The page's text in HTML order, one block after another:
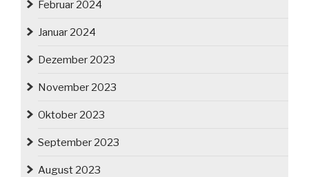
Februar 2024
Januar 2024
Dezember 2023
November 2023
Oktober 2023
September 2023
August 2023